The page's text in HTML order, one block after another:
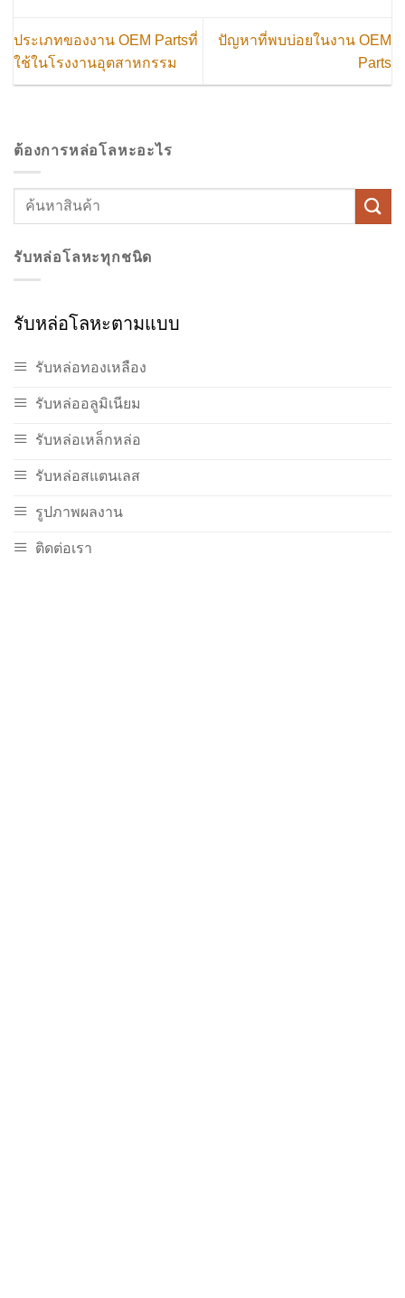
ประเภทของงาน OEM Partsที่
ใช้ในโรงงานอุตสาหกรรม
ปัญหาที่พบบ่อยในงาน OEM
Parts
ต้องการหล่อโลหะอะไร
รับหล่อโลหะทุกชนิด
รับหล่อโลหะตามแบบ
รับหล่อทองเหลือง
รับหล่ออลูมิเนียม
รับหล่อเหล็กหล่อ
รับหล่อสแตนเลส
รูปภาพผลงาน
ติดต่อเรา